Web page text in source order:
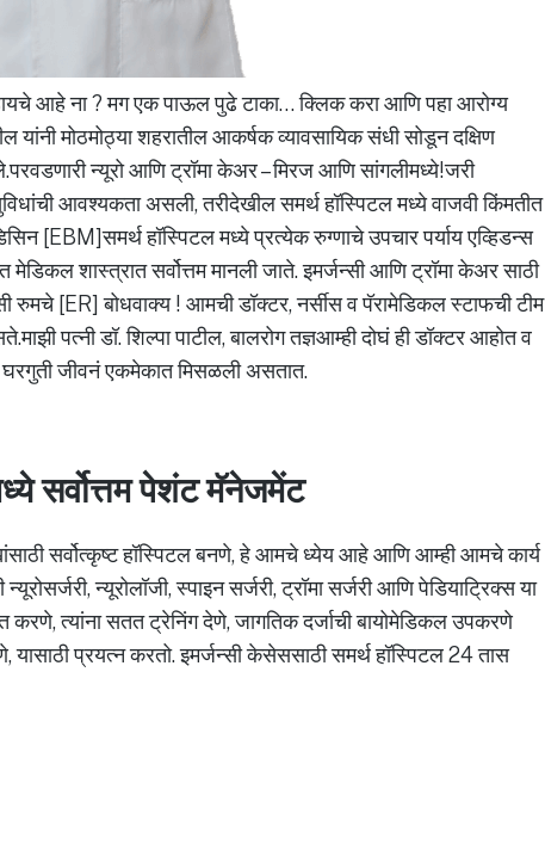
आहे ना ? मग एक पाऊल पुढे टाका… क्लिक करा आणि पहा आरोग्य
यांनी मोठमोठ्या शहरातील आकर्षक व्यावसायिक संधी सोडून दक्षिण
न्यूरो आणि ट्रॉमा केअर – मिरज आणि सांगलीमध्ये!जरी
आवश्यकता असली, तरीदेखील समर्थ हॉस्पिटल मध्ये वाजवी किंमतीत
[EBM]समर्थ हॉस्पिटल मध्ये प्रत्येक रुग्णाचे उपचार पर्याय एव्हिडन्स
शास्त्रात सर्वोत्तम मानली जाते. इमर्जन्सी आणि ट्रॉमा केअर साठी
रुमचे [ER] बोधवाक्य ! आमची डॉक्टर, नर्सीस व पॅरामेडिकल स्टाफची टीम
पत्नी डॉ. शिल्पा पाटील, बालरोग तज्ञआम्ही दोघं ही डॉक्टर आहोत व
घरगुती जीवनं एकमेकात मिसळली असतात.
सर्वोत्तम पेशंट मॅनेजमेंट
सर्वोत्कृष्ट हॉस्पिटल बनणे, हे आमचे ध्येय आहे आणि आम्ही आमचे कार्य
न्यूरोलॉजी, स्पाइन सर्जरी, ट्रॉमा सर्जरी आणि पेडियाट्रिक्स या
करणे, त्यांना सतत ट्रेनिंग देणे, जागतिक दर्जाची बायोमेडिकल उपकरणे
प्रयत्न करतो. इमर्जन्सी केसेससाठी समर्थ हॉस्पिटल 24 तास